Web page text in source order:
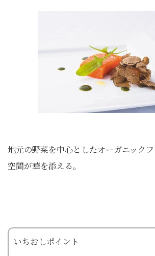
地元の野菜を中心としたオーガニック
空間が華を添える。
いちおしポイント